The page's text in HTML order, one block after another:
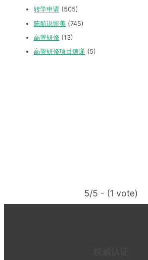
转学申请 (505)
陈航说留美 (745)
高管研修 (13)
高管研修项目速递 (5)
5/5 - (1 vote)